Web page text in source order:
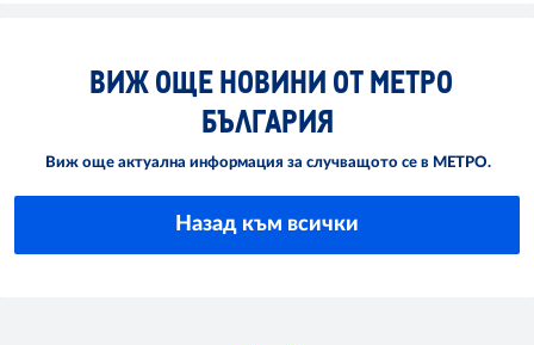
ВИЖ ОЩЕ НОВИНИ ОТ МЕТРО
БЪЛГАРИЯ
Виж още актуална информация за случващото се в МЕТРО.
Назад към всички